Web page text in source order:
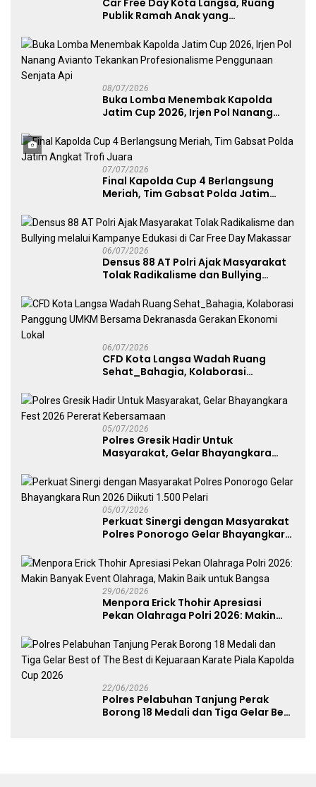
Car Free Day Kota Langsa, Ruang
Publik Ramah Anak yang
Publik
08/07/2026
Buka Lomba Menembak Kapolda
Jatim Cup 2026, Irjen Pol Nanang
Penggunaan Senjata Api
07/07/2026
Final Kapolda Cup 4 Berlangsung
Meriah, Tim Gabsat Polda Jatim
06/07/2026
Densus 88 AT Polri Ajak Masyarakat
Tolak Radikalisme dan Bullying
Free Day Makassar
06/07/2026
CFD Kota Langsa Wadah Ruang
Sehat_Bahagia, Kolaborasi
Dekranasda Gerakan Ekonomi Lokal
05/07/2026
Polres Gresik Hadir Untuk
Masyarakat, Gelar Bhayangkara
05/07/2026
Perkuat Sinergi dengan Masyarakat
Polres Ponorogo Gelar Bhayangkara
29/06/2026
Menpora Erick Thohir Apresiasi
Pekan Olahraga Polri 2026: Makin
untuk Bangsa
22/06/2026
Polres Pelabuhan Tanjung Perak
Borong 18 Medali dan Tiga Gelar Best